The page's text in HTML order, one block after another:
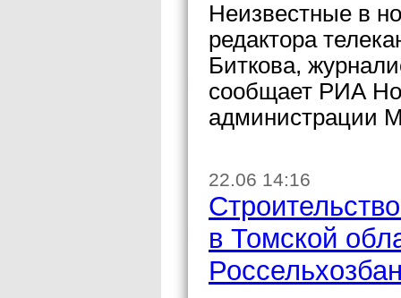
Неизвестные в
редактора
Биткова,
сообщает РИА
администрации
22.06 14:16
в Томской